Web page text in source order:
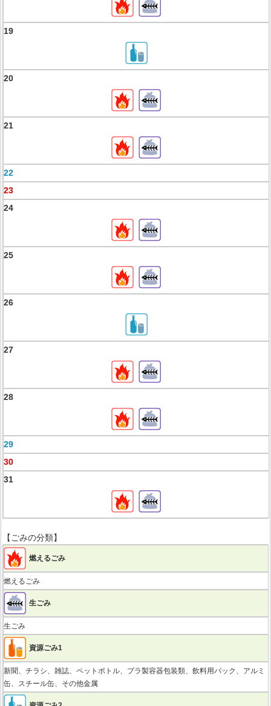
19
20
21
22
23
24
25
26
27
28
29
30
31
【ごみの分類】
燃えるごみ
燃えるごみ
生ごみ
生ごみ
資源ごみ1
新聞、チラシ、雑誌、ペットボトル、プラ製容器包装類、飲料用パック、アルミ
缶、スチール缶、その他金属